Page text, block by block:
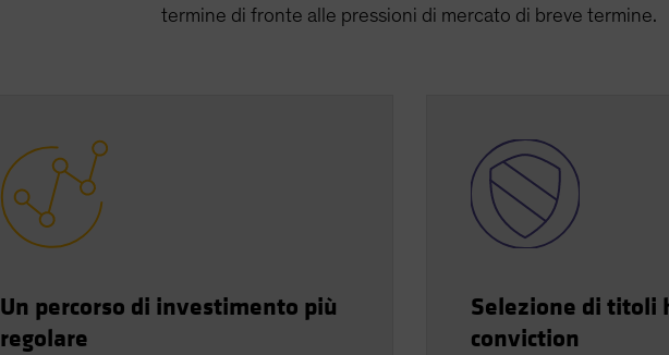
termine di fronte alle pressioni di mercato di breve termine.
Un percorso di investimento più
regolare
Selezione di titoli
conviction